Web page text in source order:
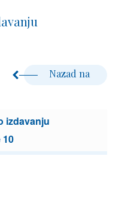
Nazad na
izdavanju
10